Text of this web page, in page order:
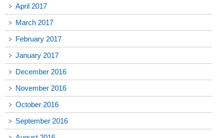
April 2017
March 2017
February 2017
January 2017
December 2016
November 2016
October 2016
September 2016